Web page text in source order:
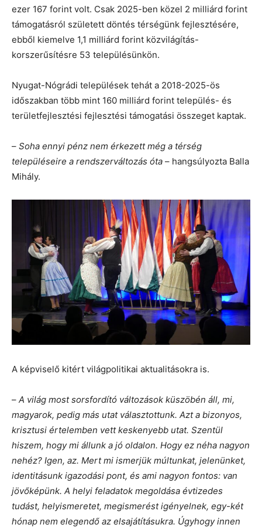
ezer 167 forint volt. Csak 2025-ben közel 2 milliárd forint
támogatásról született döntés térségünk fejlesztésére,
ebből kiemelve 1,1 milliárd forint közvilágítás-
korszerűsítésre 53 településünkön.
Nyugat-Nógrádi települések tehát a 2018-2025-ös
időszakban több mint 160 milliárd forint település- és
területfejlesztési fejlesztési támogatási összeget kaptak.
– Soha ennyi pénz nem érkezett még a térség
településeire a rendszerváltozás óta – hangsúlyozta Balla
Mihály.
A képviselő kitért világpolitikai aktualitásokra is.
– A világ most sorsfordító változások küszöbén áll, mi,
magyarok, pedig más utat választottunk. Azt a bizonyos,
krisztusi értelemben vett keskenyebb utat. Szentül
hiszem, hogy mi állunk a jó oldalon. Hogy ez néha nagyon
nehéz? Igen, az. Mert mi ismerjük múltunkat, jelenünket,
identitásunk igazodási pont, és ami nagyon fontos: van
jövőképünk. A helyi feladatok megoldása évtizedes
tudást, helyismeretet, megismerést igényelnek, egy-két
hónap nem elegendő az elsajátításukra. Úgyhogy innen